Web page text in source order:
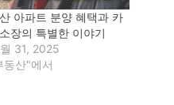
아파트 분양 혜택과 카
장의 특별한 이야기
31, 2025
동산"에서